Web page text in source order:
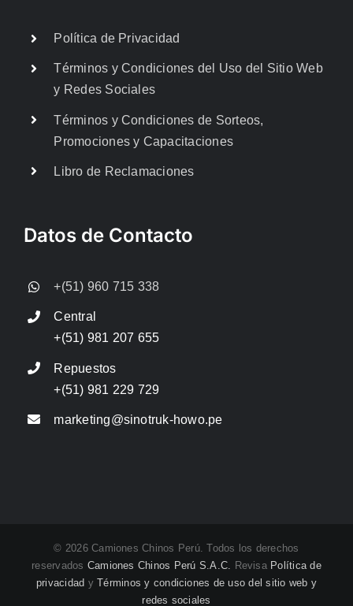
Política de Privacidad
Términos y Condiciones del Uso del Sitio Web
y Redes Sociales
Términos y Condiciones de Sorteos,
Promociones y Capacitaciones
Libro de Reclamaciones
Datos de Contacto
+(51) 960 715 338
Central
+(51) 981 207 655
Repuestos
+(51) 981 229 729
marketing@sinotruk-howo.pe
© 2026 Camiones Chinos Perú. Todos los derechos
reservados Camiones Chinos Perú S.A.C. Revisa Política de
privacidad yTérminos y condiciones de uso del sitio web y
redes sociales